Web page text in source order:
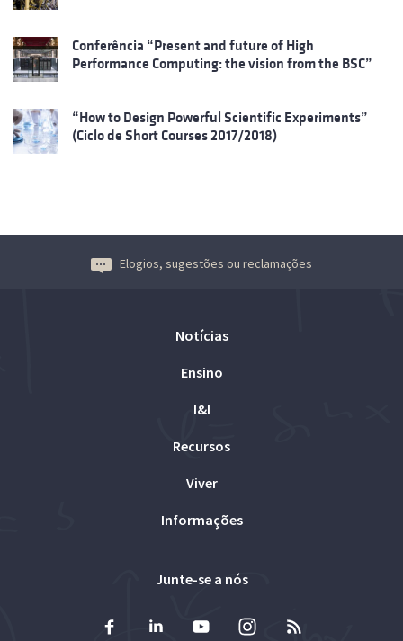
Conferência “Present and future of High
Performance Computing: the vision from the BSC”
“How to Design Powerful Scientific Experiments”
(Ciclo de Short Courses 2017/2018)
Elogios, sugestões ou reclamações
Notícias
Ensino
I&I
Recursos
Viver
Informações
Junte-se a nós